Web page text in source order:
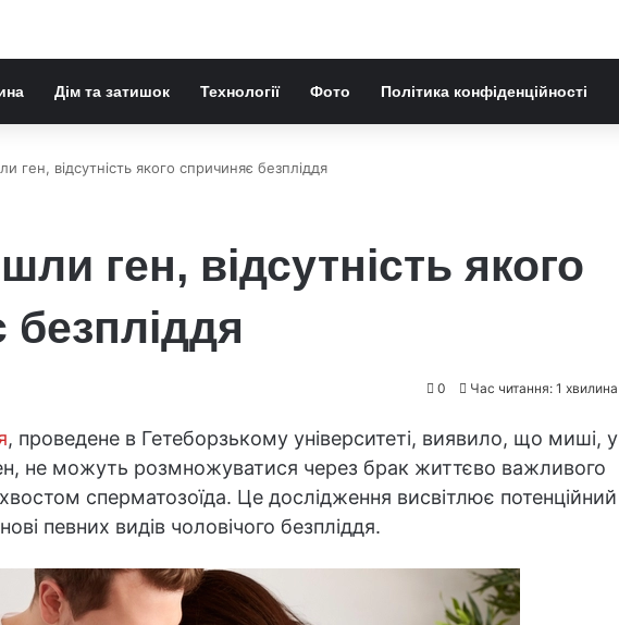
Дім та затишок Технології Фото Політика конфіденційності
ген, відсутність якого спричиняє безпліддя
ген, відсутність якого
0 Час читання: 1 хвилина
, проведене в Гетеборзькому університеті, виявило, що миші, у
не можуть розмножуватися через брак життєво важливого
сперматозоїда. Це дослідження висвітлює потенційний
певних видів чоловічого безпліддя.